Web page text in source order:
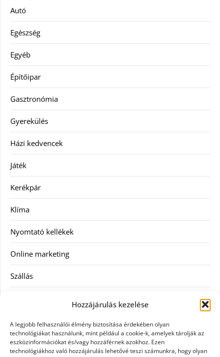
Hozzájárulás kezelése
A legjobb felhasználói élmény biztosítása érdekében olyan
technológiákat használunk, mint például a cookie-k, amelyek tárolják az
eszközinformációkat és/vagy hozzáférnek azokhoz. Ezen
technológiákhoz való hozzájárulás lehetővé teszi számunkra, hogy olyan
Autó
Egészség
Egyéb
Építőipar
Gasztronómia
Gyerekülés
Házi kedvencek
Játék
Kerékpár
Klíma
Nyomtató kellékek
Online marketing
Szállás
Szellőztető
Szolgáltatás